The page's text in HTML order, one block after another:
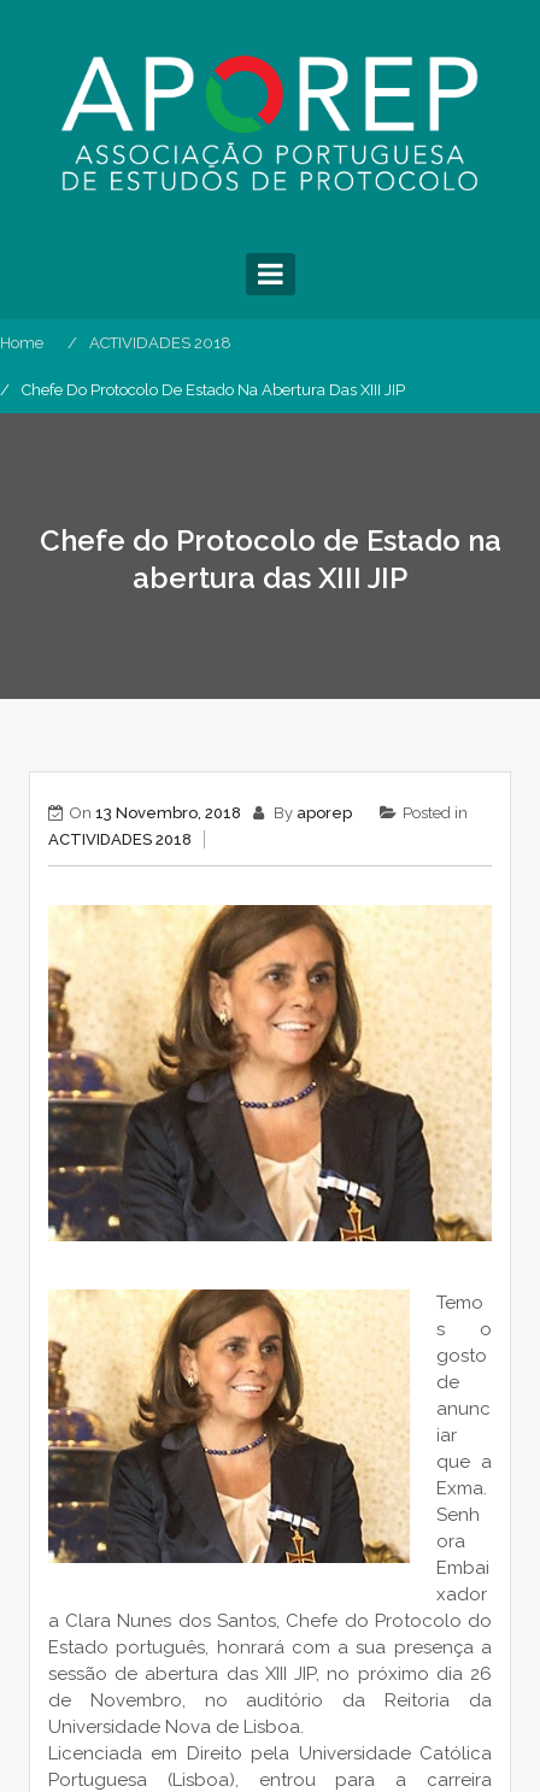
Home ACTIVIDADES 2018
Chefe Do Protocolo De Estado Na Abertura Das XIII JIP
Chefe do Protocolo de Estado na
abertura das XIII JIP
On 13 Novembro, 2018 By aporep
Posted in
ACTIVIDADES 2018
Temo
s o
gosto
de
anunc
iar
que a
Exma.
Senh
ora
Embai
xador
a Clara Nunes dos Santos, Chefe do Protocolo do
Estado português, honrará com a sua presença a
sessão de abertura das XIII JIP, no próximo dia 26
de Novembro, no auditório da Reitoria da
Universidade Nova de Lisboa.
Licenciada em Direito pela Universidade Católica
Portuguesa (Lisboa), entrou para a carreira